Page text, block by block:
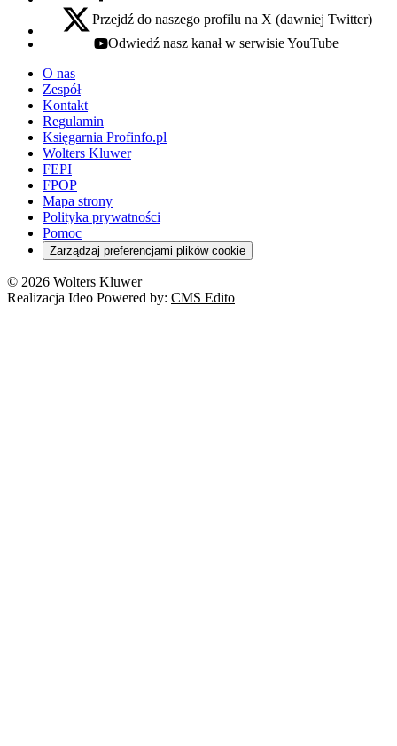
x - otwiera się w nowej karcie
Przejdź do naszego profilu na X (dawniej Twitter)
youtube - otwiera się w nowej karcie
Odwiedź nasz kanał w serwisie YouTube
O nas
Zespół
Kontakt
Regulamin
Księgarnia Profinfo.pl
Wolters Kluwer
FEPI
FPOP
Mapa strony
Polityka prywatności
Pomoc
Zarządzaj preferencjami plików cookie
© 2026 Wolters Kluwer
Realizacja Ideo Powered by: CMS Edito